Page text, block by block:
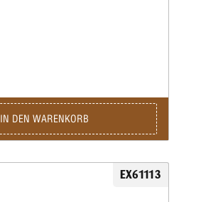
IN DEN WARENKORB
EX61113